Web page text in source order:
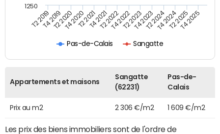
Pas-de-Calais Sangatte
T2 2019T4 2019T2 2020T4 2020T2 2021T4 2021T2 2022T4 2022T2 2023T4 2023T2 2024T4 2024T2 2025T4 2025
1250
Appartements et maisons
Sangatte
(62231)
Pas-de-
Calais
Prix au m2 2 306 €/m2 1 609 €/m2
Les prix des biens immobiliers sont de l'ordre de